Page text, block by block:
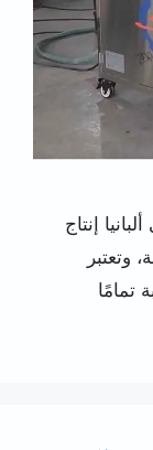
إنتاج
كجم/ساعة، وتعتبر
مم مناسبة تمامًا